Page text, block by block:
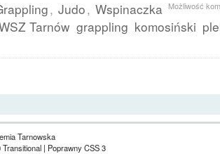
Możliwość
, Judo, Wspinaczka
Tarnów grappling komosiński
Tarnowska
| Poprawny CSS 3